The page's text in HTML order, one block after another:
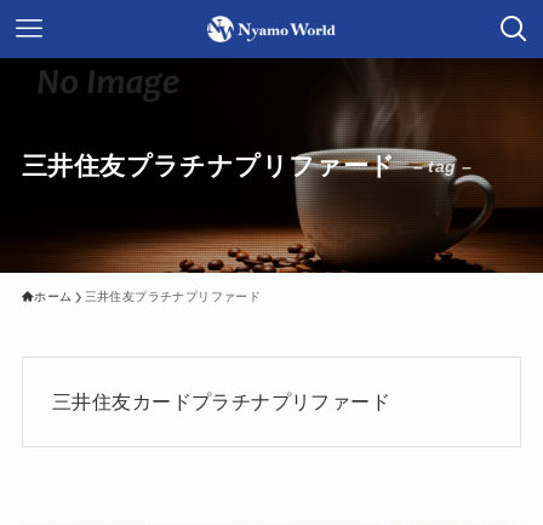
三井住友プラチナプリファード – tag –
ホーム 三井住友プラチナプリファード
三井住友カードプラチナプリファード